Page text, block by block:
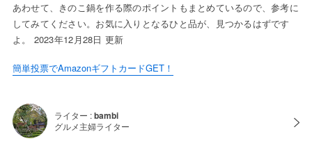
あわせて、きのこ鍋を作る際のポイントもまとめているので、参考に
してみてください。お気に入りとなるひと品が、見つかるはずです
よ。 2023年12月28日 更新
簡単投票でAmazonギフトカードGET！
ライター :bambi
グルメ主婦ライター